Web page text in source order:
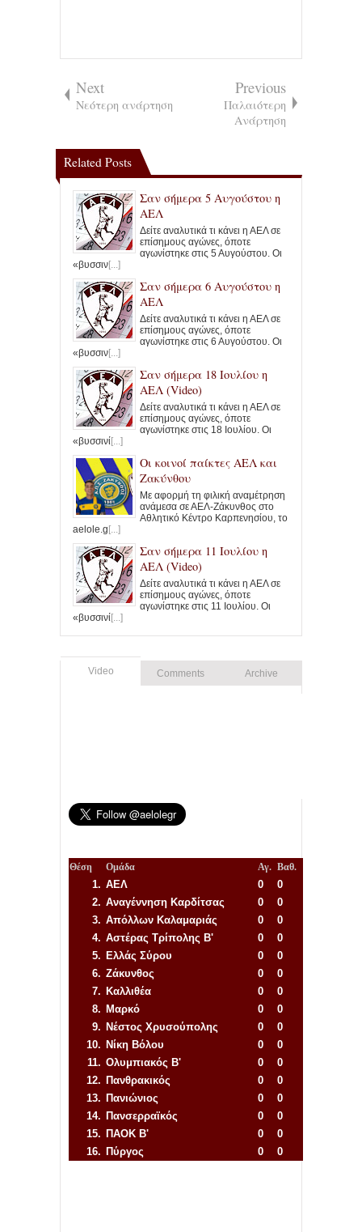
Next
Νεότερη ανάρτηση
Previous
Παλαιότερη
Ανάρτηση
Related Posts
Σαν σήμερα 5 Αυγούστου η
ΑΕΛ
Δείτε αναλυτικά τι κάνει η ΑΕΛ σε
επίσημους αγώνες, όποτε
αγωνίστηκε στις 5 Αυγούστου. Οι
«βυσσιν[...]
Σαν σήμερα 6 Αυγούστου η
ΑΕΛ
Δείτε αναλυτικά τι κάνει η ΑΕΛ σε
επίσημους αγώνες, όποτε
αγωνίστηκε στις 6 Αυγούστου. Οι
«βυσσιν[...]
Σαν σήμερα 18 Ιουλίου η
ΑΕΛ (Video)
Δείτε αναλυτικά τι κάνει η ΑΕΛ σε
επίσημους αγώνες, όποτε
αγωνίστηκε στις 18 Ιουλίου. Οι
«βυσσινί [...]
Οι κοινοί παίκτες ΑΕΛ και
Ζακύνθου
Με αφορμή τη φιλική αναμέτρηση
ανάμεσα σε ΑΕΛ-Ζάκυνθος στο
Αθλητικό Κέντρο Καρπενησίου, το
aelole.g [...]
Σαν σήμερα 11 Ιουλίου η
ΑΕΛ (Video)
Δείτε αναλυτικά τι κάνει η ΑΕΛ σε
επίσημους αγώνες, όποτε
αγωνίστηκε στις 11 Ιουλίου. Οι
«βυσσινί [...]
Video Comments Archive
Θέση Ομάδα Αγ. Βαθ.
1. ΑΕΛ 0
0
2. Αναγέννηση Καρδίτσας 0
0
3. Απόλλων Καλαμαριάς 0
0
4. Αστέρας Τρίπολης Β' 0
0
5. Ελλάς Σύρου 0
0
6. Ζάκυνθος 0
0
7. Καλλιθέα 0
0
8. Μαρκό 0
0
9. Νέστος Χρυσούπολης 0
0
10. Νίκη Βόλου 0
0
11. Ολυμπιακός Β' 0
0
12. Πανθρακικός 0
0
13. Πανιώνιος 0
0
14. Πανσερραϊκός 0
0
15. ΠΑΟΚ Β' 0
0
16. Πύργος 0
0